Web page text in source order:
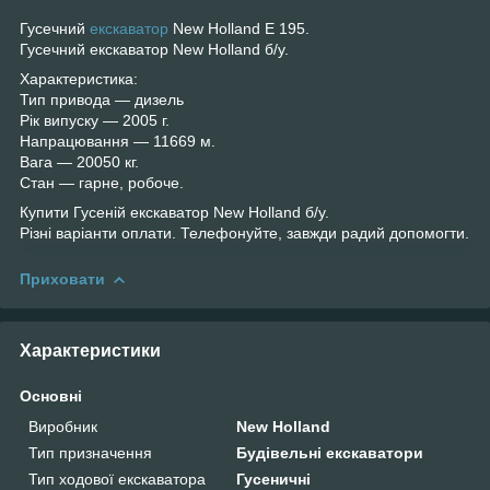
Гусечний екскаватор New Holland E 195.
Гусечний екскаватор New Holland б/у.
Характеристика:
Тип привода — дизель
Рік випуску — 2005 г.
Напрацювання — 11669 м.
Вага — 20050 кг.
Стан — гарне, робоче.
Купити Гусеній екскаватор New Holland б/у.
Різні варіанти оплати. Телефонуйте, завжди радий допомогти.
Приховати
Характеристики
Основні
Виробник
New Holland
Тип призначення
Будівельні екскаватори
Тип ходової екскаватора
Гусеничні